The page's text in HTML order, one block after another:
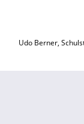
Udo Berner,